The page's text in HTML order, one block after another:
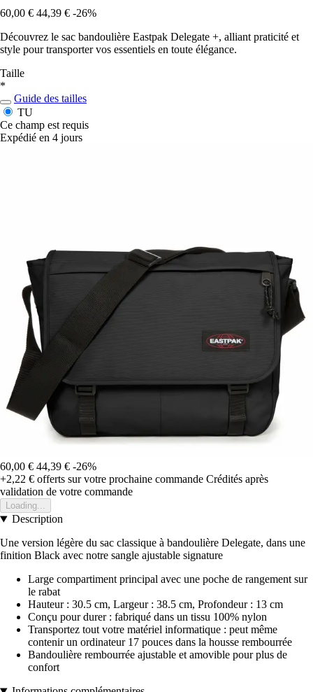
60,00 € 44,39 € -26%
Découvrez le sac bandoulière Eastpak Delegate +, alliant praticité et
style pour transporter vos essentiels en toute élégance.
Taille
*
Guide des tailles
TU
Ce champ est requis
Expédié en 4 jours
60,00 € 44,39 € -26%
+2,22 € offerts sur votre prochaine commande Crédités après
validation de votre commande
Loading...
Description
Une version légère du sac classique à bandoulière Delegate, dans une
finition Black avec notre sangle ajustable signature
Large compartiment principal avec une poche de rangement sur
le rabat
Hauteur : 30.5 cm, Largeur : 38.5 cm, Profondeur : 13 cm
Conçu pour durer : fabriqué dans un tissu 100% nylon
Transportez tout votre matériel informatique : peut même
contenir un ordinateur 17 pouces dans la housse rembourrée
Bandoulière rembourrée ajustable et amovible pour plus de
confort